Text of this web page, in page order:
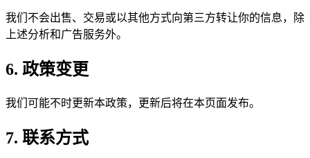
我们不会出售、交易或以其他方式向第三方转让你的信息，除
上述分析和广告服务外。
6. 政策变更
我们可能不时更新本政策，更新后将在本页面发布。
7. 联系方式